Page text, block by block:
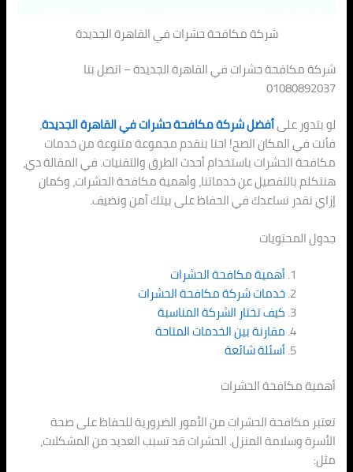
شركة مكافحة حشرات في القاهرة الجديدة
شركة مكافحة حشرات في القاهرة الجديدة – اتصل بنا
01080892037
لو بتدور علىأفضل شركة مكافحة حشرات في القاهرة الجديدة،
فأنت في المكان الصح! احنا بنقدم مجموعة متنوعة من خدمات
مكافحة الحشرات باستخدام أحدث الطرق والتقنيات. في المقالة دي،
هنتكلم بالتفصيل عن خدماتنا، وأهمية مكافحة الحشرات، وكمان
إزاي نقدر نساعدك في الحفاظ على بيتك آمن ونضيف.
جدول المحتويات
أهمية مكافحة الحشرات
خدمات شركة مكافحة الحشرات
كيف تختار الشركة المناسبة
مقارنة بين الخدمات المتاحة
أسئلة شائعة
أهمية مكافحة الحشرات
تعتبر مكافحة الحشرات من الأمور الضرورية للحفاظ على صحة
الأسرة وسلامة المنزل. الحشرات قد تسبب العديد من المشكلات،
مثل: